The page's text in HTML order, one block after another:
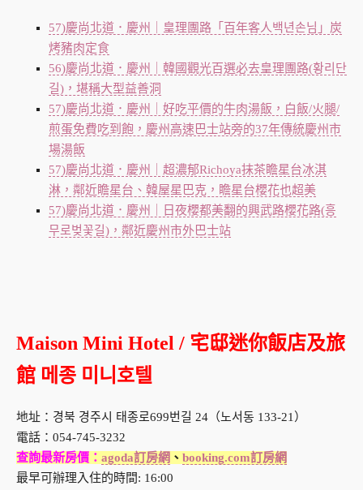
57)慶尚北道．慶州｜皇理團路「百年客人백년손님」炭
烤豬肉定食
56)慶尚北道．慶州｜韓國觀光百選必去皇理團路(황리단
길)，堪稱大型益善洞
57)慶尚北道．慶州｜好吃平價的牛肉湯飯，白飯/火腿/
煎蛋免費吃到飽，慶州高速巴士站旁的37年傳統慶州市
場湯飯
57)慶尚北道．慶州｜超濃郁Richoya抹茶瞻星台冰淇
淋，鄰近瞻星台、韓屋星巴克，瞻星台櫻花也超美
57)慶尚北道．慶州｜日夜櫻都美翻的興武路櫻花路(흥
무로벚꽃길)，鄰近慶州市外巴士站
Maison Mini Hotel / 宅邸迷你飯店及旅
館 메종 미니호텔
地址：경북 경주시 태종로699번길 24（노서동 133-21）
電話：054-745-3232
查詢最新房價： agoda訂房網 、 booking.com訂房網
最早可辦理入住的時間: 16:00